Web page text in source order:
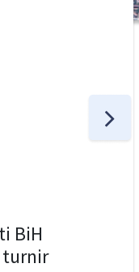
BiH
turnir